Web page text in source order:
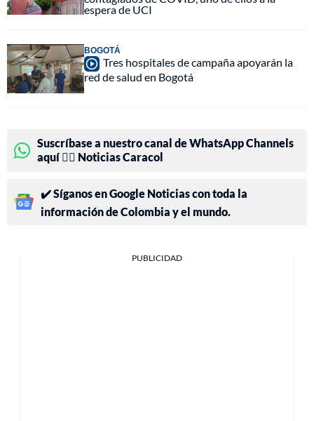
espera de UCI
BOGOTÁ
Tres hospitales de campaña apoyarán la
red de salud en Bogotá
Suscríbase a nuestro canal de WhatsApp Channels
aquí 👉🏻 Noticias Caracol
✔️ Síganos en Google Noticias con toda la
información de Colombia y el mundo.
PUBLICIDAD